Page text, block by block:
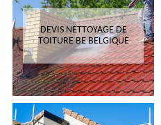
DEVIS NETTOYAGE DE
TOITURE BE BELGIQUE